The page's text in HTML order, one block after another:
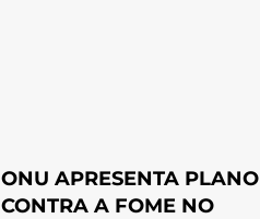
ONU APRESENTA PLANO
CONTRA A FOME NO